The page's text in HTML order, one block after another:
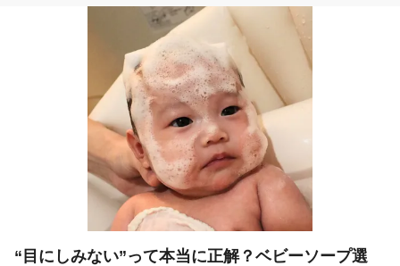
“目にしみない”って本当に正解？ベビーソープ選